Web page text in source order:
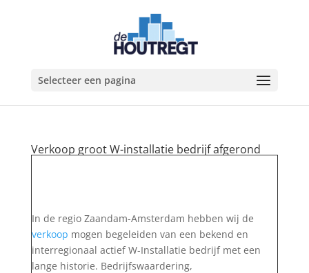
Selecteer een pagina
Verkoop groot W-installatie bedrijf afgerond
In de regio Zaandam-Amsterdam hebben wij de
verkoop mogen begeleiden van een bekend en
interregionaal actief W-Installatie bedrijf met een
lange historie. Bedrijfswaardering,